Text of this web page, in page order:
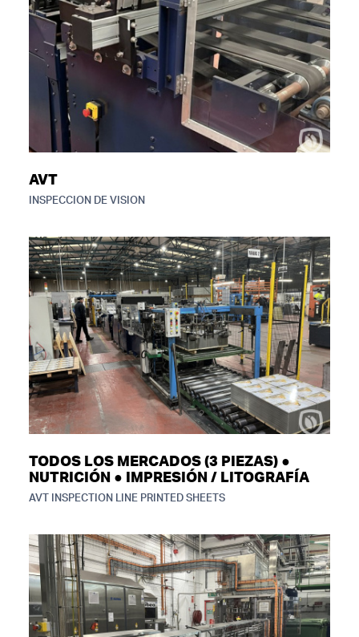
AVT
INSPECCION DE VISION
TODOS LOS MERCADOS (3 PIEZAS) ●
NUTRICIÓN ● IMPRESIÓN / LITOGRAFÍA
AVT INSPECTION LINE PRINTED SHEETS